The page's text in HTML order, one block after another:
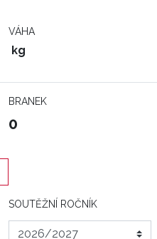
VÁHA
kg
BRANEK
0
SOUTĚŽNÍ ROČNÍK